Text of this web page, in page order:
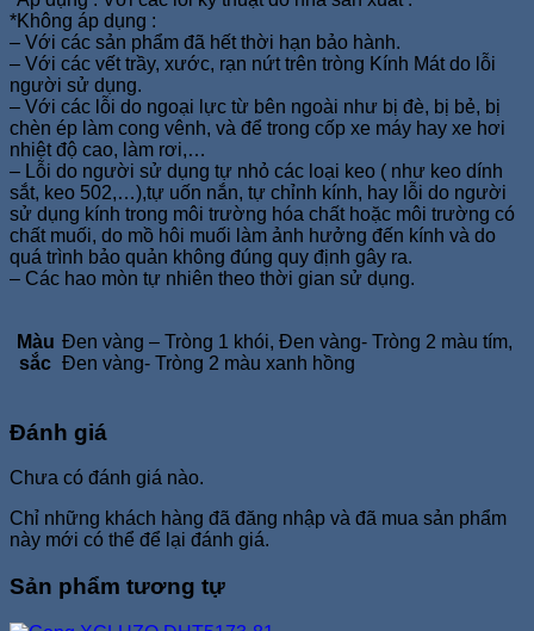
*Không áp dụng :
– Với các sản phẩm đã hết thời hạn bảo hành.
– Với các vết trầy, xước, rạn nứt trên tròng Kính Mát do lỗi
người sử dụng.
– Với các lỗi do ngoại lực từ bên ngoài như bị đè, bị bẻ, bị
chèn ép làm cong vênh, và để trong cốp xe máy hay xe hơi
nhiệt độ cao, làm rơi,…
– Lỗi do người sử dụng tự nhỏ các loại keo ( như keo dính
sắt, keo 502,…),tự uốn nắn, tự chỉnh kính, hay lỗi do người
sử dụng kính trong môi trường hóa chất hoặc môi trường có
chất muối, do mồ hôi muối làm ảnh hưởng đến kính và do
quá trình bảo quản không đúng quy định gây ra.
– Các hao mòn tự nhiên theo thời gian sử dụng.
Màu
sắc
Đen vàng – Tròng 1 khói, Đen vàng- Tròng 2 màu tím,
Đen vàng- Tròng 2 màu xanh hồng
Đánh giá
Chưa có đánh giá nào.
Chỉ những khách hàng đã đăng nhập và đã mua sản phẩm
này mới có thể để lại đánh giá.
Sản phẩm tương tự